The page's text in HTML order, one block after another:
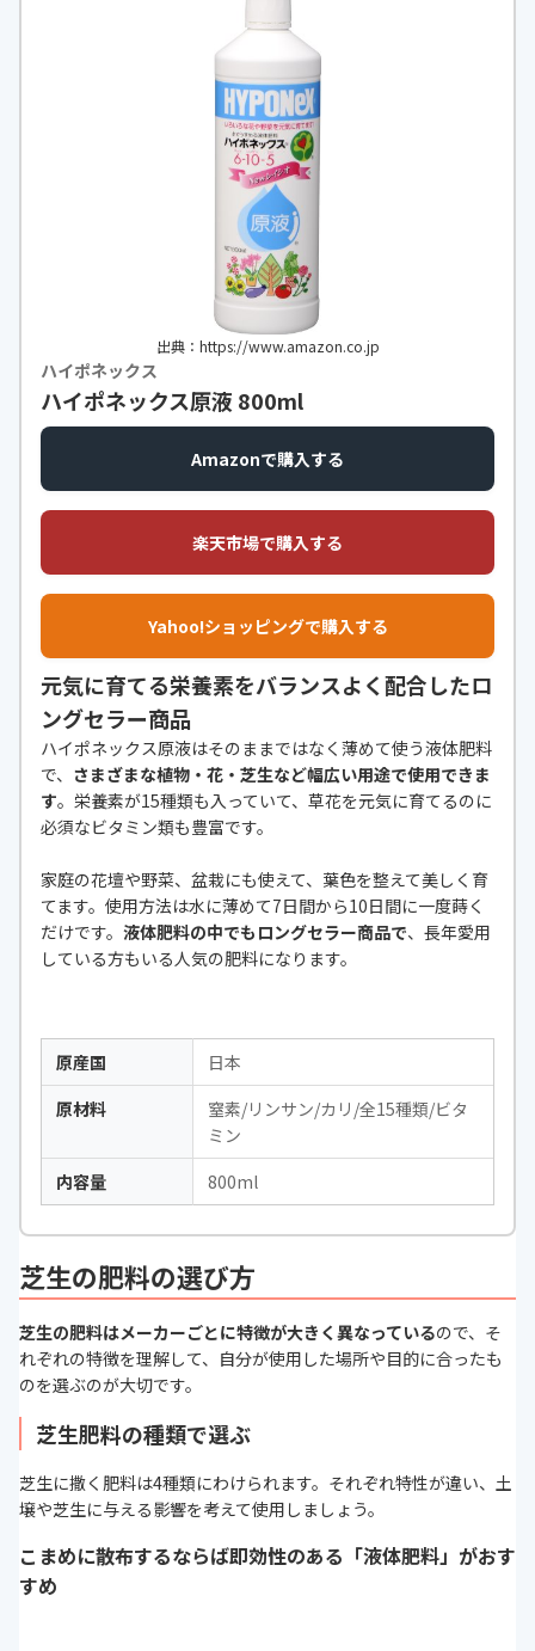
出典：https://www.amazon.co.jp
ハイポネックス
ハイポネックス原液 800ml
Amazonで購入する
楽天市場で購入する
Yahoo!ショッピングで購入する
元気に育てる栄養素をバランスよく配合したロ
ングセラー商品
ハイポネックス原液はそのままではなく薄めて使う液体肥料
で、 さまざまな植物・花・芝生など幅広い用途で使用できま
す。栄養素が15種類も入っていて、草花を元気に育てるのに
必須なビタミン類も豊富です。
家庭の花壇や野菜、盆栽にも使えて、葉色を整えて美しく育
てます。使用方法は水に薄めて7日間から10日間に一度蒔く
だけです。 液体肥料の中でもロングセラー商品で、長年愛用
している方もいる人気の肥料になります。
原産国
日本
原材料
窒素/リンサン/カリ/全15種類/ビタ
ミン
内容量
800ml
芝生の肥料の選び方
芝生の肥料はメーカーごとに特徴が大きく異なっているので、そ
れぞれの特徴を理解して、自分が使用した場所や目的に合ったも
のを選ぶのが大切です。
芝生肥料の種類で選ぶ
芝生に撒く肥料は4種類にわけられます。それぞれ特性が違い、土
壌や芝生に与える影響を考えて使用しましょう。
こまめに散布するならば即効性のある「液体肥料」がおす
すめ